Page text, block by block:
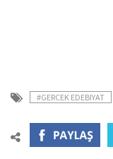
#GERCEK EDEBIYAT